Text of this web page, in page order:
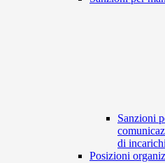
Sanzioni
di
Posizioni